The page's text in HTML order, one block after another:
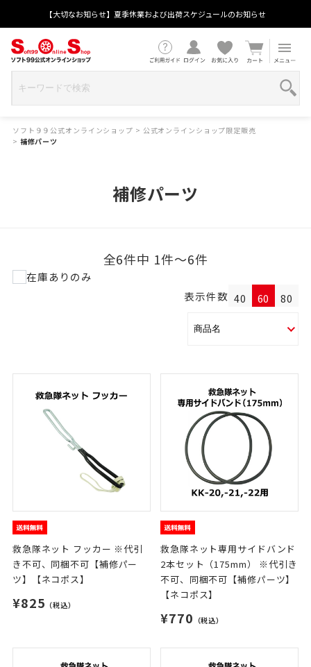
【大切なお知らせ】夏季休業および出荷スケジュールのお知らせ
ソフト９９公式オンラインショップ > 公式オンラインショップ限定販売
> 補修パーツ
補修パーツ
全6件中 1件～6件
在庫ありのみ
表示件数 40 60 80
救急隊ネット フッカー ※代引
き不可、同梱不可【補修パー
ツ】【ネコポス】
¥825 （税込）
救急隊ネット専用サイドバンド
2本セット（175mm） ※代引き
不可、同梱不可【補修パーツ】
【ネコポス】
¥770 （税込）